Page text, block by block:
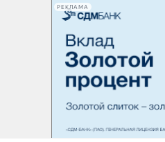
РЕКЛАМА